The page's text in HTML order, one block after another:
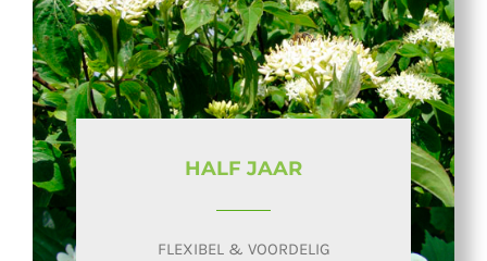
HALF JAAR
FLEXIBEL & VOORDELIG